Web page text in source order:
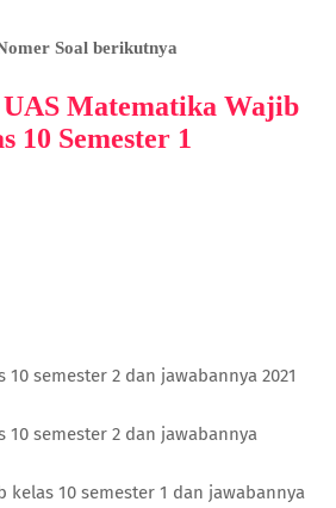
Soal berikutnya
Matematika Wajib
10 Semester 1
semester 2 dan jawabannya 2021
10 semester 2 dan jawabannya
kelas 10 semester 1 dan jawabannya